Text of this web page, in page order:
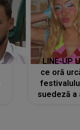
LINE-UP
ce oră
suedeză a